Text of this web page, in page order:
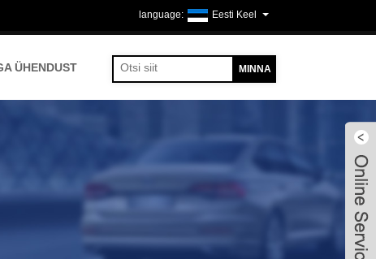
Eesti Keel
ÜHENDUST